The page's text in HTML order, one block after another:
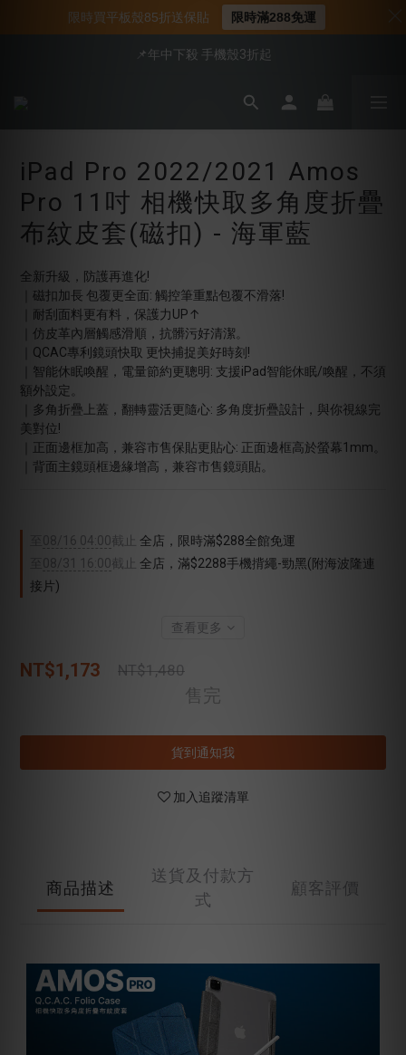
📍新客首購現折$50｜加入會員立即領取
📍新客首購現折$50｜加入會員立即領取
📌年中下殺 手機殼3折起
會員享全館95折優惠
iPad Pro 2022/2021 Amos
Pro 11吋 相機快取多角度折疊
布紋皮套(磁扣) - 海軍藍
全新升級，防護再進化!
｜磁扣加長 包覆更全面: 觸控筆重點包覆不滑落!
｜耐刮面料更有料，保護力UP↑
｜仿皮革內層觸感滑順，抗髒污好清潔。
｜QCAC專利鏡頭快取 更快捕捉美好時刻!
｜智能休眠喚醒，電量節約更聰明: 支援iPad智能休眠/喚醒，不須
額外設定。
｜多角折疊上蓋，翻轉靈活更隨心: 多角度折疊設計，與你視線完
美對位!
｜正面邊框加高，兼容市售保貼更貼心: 正面邊框高於螢幕1mm。
｜背面主鏡頭框邊緣增高，兼容市售鏡頭貼。
08/16 04:00截止
全店，限時滿$288全館免運
08/31 16:00截止
全店，滿$2288手機揹繩-勁黑(附海波隆連
接片)
查看更多
NT$1,173 NT$1,480
售完
貨到通知我
加入追蹤清單
商品描述
送貨及付款方
式
顧客評價
限時買平板殼85折送保貼 限時滿288免運